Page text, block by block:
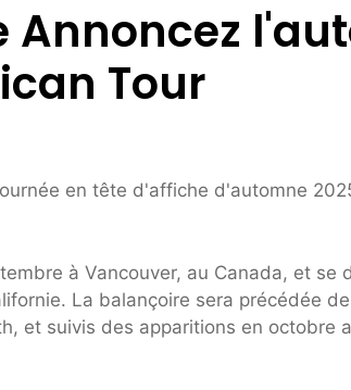
Annoncez
Tour
en tête d'affiche d'automne
à Vancouver, au Canada, et
La balançoire sera précédée
et suivis des apparitions en octobre